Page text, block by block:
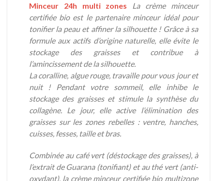
Minceur 24h multi zones La crème minceur
certifiée bio est le partenaire minceur idéal pour
tonifier la peau et affiner la silhouette ! Grâce à sa
formule aux actifs d’origine naturelle, elle évite le
stockage des graisses et contribue à
l’amincissement de la silhouette.
La coralline, algue rouge, travaille pour vous jour et
nuit ! Pendant votre sommeil, elle inhibe le
stockage des graisses et stimule la synthèse du
collagène. Le jour, elle active l’élimination des
graisses sur les zones rebelles : ventre, hanches,
cuisses, fesses, taille et bras.
Combinée au café vert (déstockage des graisses), à
l’extrait de Guarana (tonifiant) et au thé vert (anti-
oxydant), la crème minceur certifiée bio multizone